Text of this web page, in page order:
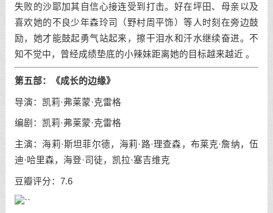
失败的沙耶加其自信心接连受到打击。好在坪田、母亲以及
喜欢她的不良少年森玲司（野村周平饰）等人时刻在旁边鼓
励，她才能鼓起勇气站起来，擦干泪水和汗水继续奋进。不
知不觉中，曾经成绩垫底的小辣妹距离她的目标越来越近 。
第五部： 《成长的边缘》
导演：凯莉·弗莱蒙·克雷格
编剧：凯莉·弗莱蒙·克雷格
主演：海莉·斯坦菲尔德，海莉·路·理查森，布莱克·詹纳，伍
迪·哈里森，海登·司徒，凯拉·塞吉维克
豆瓣评分：7.6